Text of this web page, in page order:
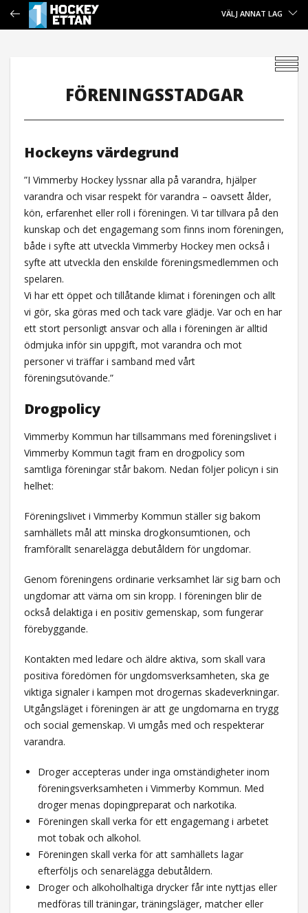
VÄLJ ANNAT LAG
FÖRENINGSSTADGAR
Hockeyns värdegrund
”I Vimmerby Hockey lyssnar alla på varandra, hjälper
varandra och visar respekt för varandra – oavsett ålder,
kön, erfarenhet eller roll i föreningen. Vi tar tillvara på den
kunskap och det engagemang som finns inom föreningen,
både i syfte att utveckla Vimmerby Hockey men också i
syfte att utveckla den enskilde föreningsmedlemmen och
spelaren.
Vi har ett öppet och tillåtande klimat i föreningen och allt
vi gör, ska göras med och tack vare glädje. Var och en har
ett stort personligt ansvar och alla i föreningen är alltid
ödmjuka inför sin uppgift, mot varandra och mot
personer vi träffar i samband med vårt
föreningsutövande.”
Drogpolicy
Vimmerby Kommun har tillsammans med föreningslivet i
Vimmerby Kommun tagit fram en drogpolicy som
samtliga föreningar står bakom. Nedan följer policyn i sin
helhet:
Föreningslivet i Vimmerby Kommun ställer sig bakom
samhällets mål att minska drogkonsumtionen, och
framförallt senarelägga debutåldern för ungdomar.
Genom föreningens ordinarie verksamhet lär sig barn och
ungdomar att värna om sin kropp. I föreningen blir de
också delaktiga i en positiv gemenskap, som fungerar
förebyggande.
Kontakten med ledare och äldre aktiva, som skall vara
positiva föredömen för ungdomsverksamheten, ska ge
viktiga signaler i kampen mot drogernas skadeverkningar.
Utgångsläget i föreningen är att ge ungdomarna en trygg
och social gemenskap. Vi umgås med och respekterar
varandra.
Droger accepteras under inga omständigheter inom
föreningsverksamheten i Vimmerby Kommun. Med
droger menas dopingpreparat och narkotika.
Föreningen skall verka för ett engagemang i arbetet
mot tobak och alkohol.
Föreningen skall verka för att samhällets lagar
efterföljs och senarelägga debutåldern.
Droger och alkoholhaltiga drycker får inte nyttjas eller
medföras till träningar, träningsläger, matcher eller